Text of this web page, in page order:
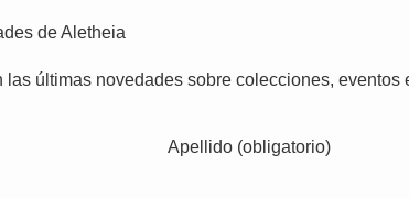
de Aletheia
últimas novedades sobre colecciones,
Apellido (obligatorio)